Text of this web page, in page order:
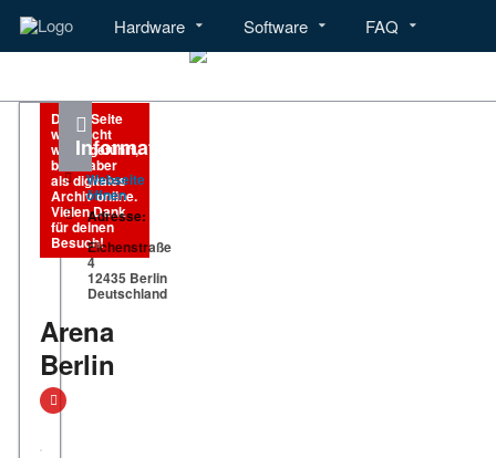
Hardware Software FAQ
Menü Hardware Software
Diese Seite
wird nicht
weitergeführt,
bleibt aber
als digitales
Archiv online.
Vielen Dank
für deinen
Besuch!
Arena
Berlin
Informationen
Webseite
öffnen
Adresse:
Eichenstraße
4
12435 Berlin
Deutschland